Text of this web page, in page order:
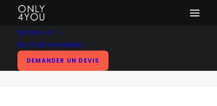
QUI SUIS-JE ?
RÉCITS DE VOYAGEURS
DEMANDER UN DEVIS
Accueil